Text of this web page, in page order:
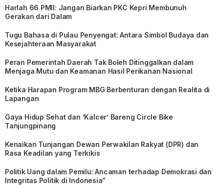
Harlah 66 PMII: Jangan Biarkan PKC Kepri Membunuh
Gerakan dari Dalam
Tugu Bahasa di Pulau Penyengat: Antara Simbol Budaya dan
Kesejahteraan Masyarakat
Peran Pemerintah Daerah Tak Boleh Ditinggalkan dalam
Menjaga Mutu dan Keamanan Hasil Perikanan Nasional
Ketika Harapan Program MBG Berbenturan dengan Realita di
Lapangan
Gaya Hidup Sehat dan ‘Kalcer’ Bareng Circle Bike
Tanjungpinang
Kenaikan Tunjangan Dewan Perwakilan Rakyat (DPR) dan
Rasa Keadilan yang Terkikis
Politik Uang dalam Pemilu: Ancaman terhadap Demokrasi dan
Integritas Politik di Indonesia”